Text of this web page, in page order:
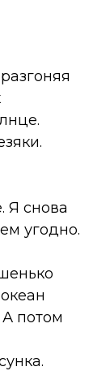
Я снова
угодно.
потом